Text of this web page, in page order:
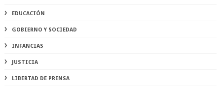
EDUCACIÓN
GOBIERNO Y SOCIEDAD
INFANCIAS
JUSTICIA
LIBERTAD DE PRENSA